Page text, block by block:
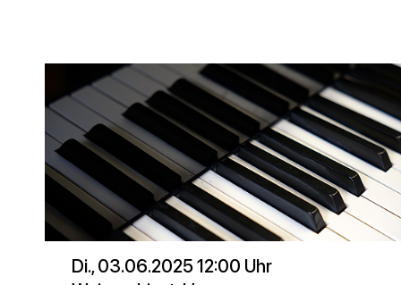
Di., 03.06.2025 12:00 Uhr